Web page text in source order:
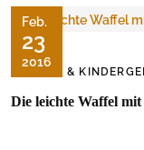
Feb.
23
2016
BABY &
Die leichte Waffel